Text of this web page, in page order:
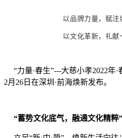
以品牌力量，赋注
以文化革新，礼献
“力量·春生”---大慈小孝2022年·
2月26日在深圳·前海焕新发布。
“蓄势文化底气，融通文化精粹